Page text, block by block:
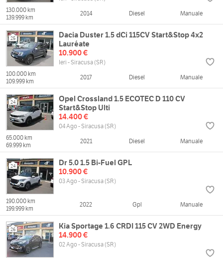
130.000 km
139.999 km
2014 Diesel Manuale
25
Dacia Duster 1.5 dCi 115CV Start&Stop 4x2
Lauréate
10.900 €
Ieri - Siracusa (SR)
100.000 km
109.999 km
2017 Diesel Manuale
24
Opel Crossland 1.5 ECOTEC D 110 CV
Start&Stop Ulti
14.400 €
04 Ago - Siracusa (SR)
65.000 km
69.999 km
2021 Diesel Manuale
24
Dr 5.0 1.5 Bi-Fuel GPL
10.900 €
03 Ago - Siracusa (SR)
190.000 km
199.999 km
2022 Gpl Manuale
26
Kia Sportage 1.6 CRDI 115 CV 2WD Energy
14.900 €
02 Ago - Siracusa (SR)